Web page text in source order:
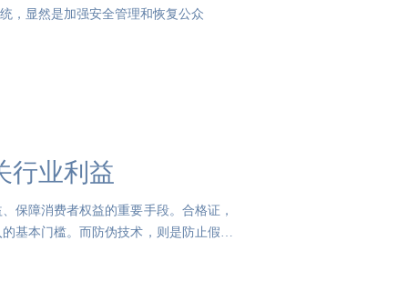
，显然是加强安全管理和恢复公众
行业利益
保障消费者权益的重要手段。合格证，
基本门槛。而防伪技术，则是防止假冒